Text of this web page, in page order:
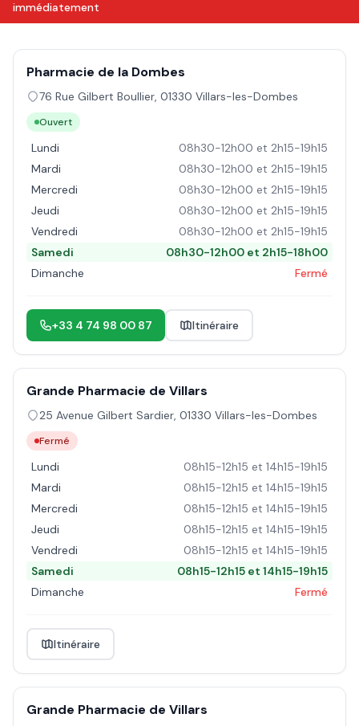
immédiatement
Pharmacie de la Dombes
76 Rue Gilbert Boullier, 01330 Villars-les-Dombes
Ouvert
Lundi
08h30-12h00 et 2h15-19h15
Mardi
08h30-12h00 et 2h15-19h15
Mercredi
08h30-12h00 et 2h15-19h15
Jeudi
08h30-12h00 et 2h15-19h15
Vendredi
08h30-12h00 et 2h15-19h15
Samedi
08h30-12h00 et 2h15-18h00
Dimanche
Fermé
+33 4 74 98 00 87 Itinéraire
Grande Pharmacie de Villars
25 Avenue Gilbert Sardier, 01330 Villars-les-Dombes
Fermé
Lundi
08h15-12h15 et 14h15-19h15
Mardi
08h15-12h15 et 14h15-19h15
Mercredi
08h15-12h15 et 14h15-19h15
Jeudi
08h15-12h15 et 14h15-19h15
Vendredi
08h15-12h15 et 14h15-19h15
Samedi
08h15-12h15 et 14h15-19h15
Dimanche
Fermé
Itinéraire
Grande Pharmacie de Villars